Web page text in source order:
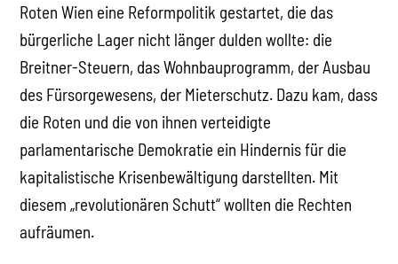
Roten Wien eine Reformpolitik gestartet, die das
bürgerliche Lager nicht länger dulden wollte: die
Breitner-Steuern, das Wohnbauprogramm, der Ausbau
des Fürsorgewesens, der Mieterschutz. Dazu kam, dass
die Roten und die von ihnen verteidigte
parlamentarische Demokratie ein Hindernis für die
kapitalistische Krisenbewältigung darstellten. Mit
diesem „revolutionären Schutt“ wollten die Rechten
aufräumen.